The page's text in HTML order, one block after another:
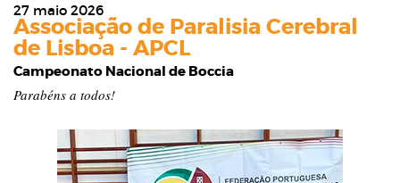
27 maio 2026
Associação de Paralisia Cerebral
de Lisboa - APCL
Campeonato Nacional de Boccia
Parabéns a todos!